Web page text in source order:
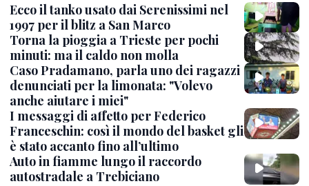
Ecco il tanko usato dai Serenissimi nel
1997 per il blitz a San Marco
Torna la pioggia a Trieste per pochi
minuti: ma il caldo non molla
Caso Pradamano, parla uno dei ragazzi
denunciati per la limonata: "Volevo
anche aiutare i miei"
I messaggi di affetto per Federico
Franceschin: così il mondo del basket gli
è stato accanto fino all’ultimo
Auto in fiamme lungo il raccordo
autostradale a Trebiciano